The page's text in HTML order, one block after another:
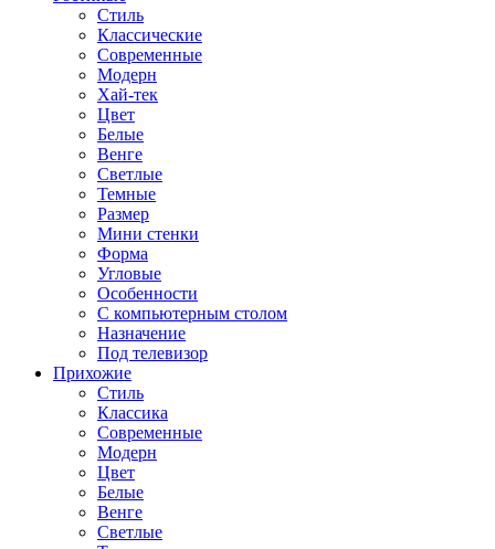
Стиль
Классические
Современные
Модерн
Хай-тек
Цвет
Белые
Венге
Светлые
Темные
Размер
Мини стенки
Форма
Угловые
Особенности
С компьютерным столом
Назначение
Под телевизор
Прихожие
Стиль
Классика
Современные
Модерн
Цвет
Белые
Венге
Светлые